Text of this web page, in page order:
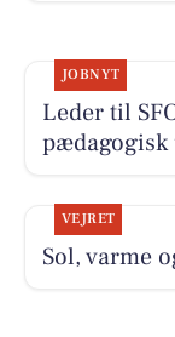
JOBNYT
Leder til
pædagogisk
VEJRET
Sol, varme